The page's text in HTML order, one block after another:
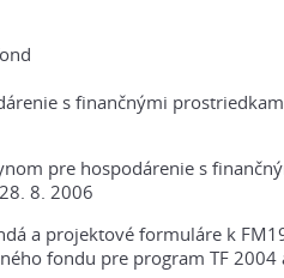
s finančnými
pre hospodárenie s
8. 2006
a projektové formuláre k
fondu pre program TF 2004